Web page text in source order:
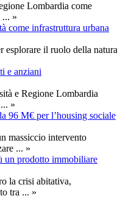
Lombardia come
... »
come infrastruttura urbana
esplorare il ruolo della natura
e anziani
e Regione Lombardia
... »
96 M€ per l’housing sociale
massiccio intervento
... »
un prodotto immobiliare
la crisi abitativa,
tra ... »